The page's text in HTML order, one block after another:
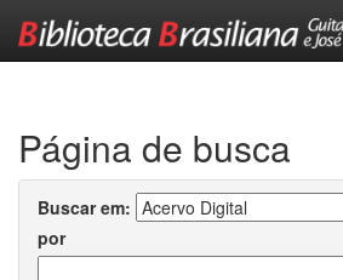
Página de busca
Buscar em:
por